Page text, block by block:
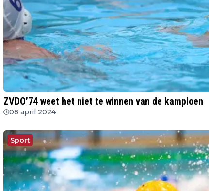
ZVDO’74 weet het niet te winnen van de kampioen
08 april 2024
Sport